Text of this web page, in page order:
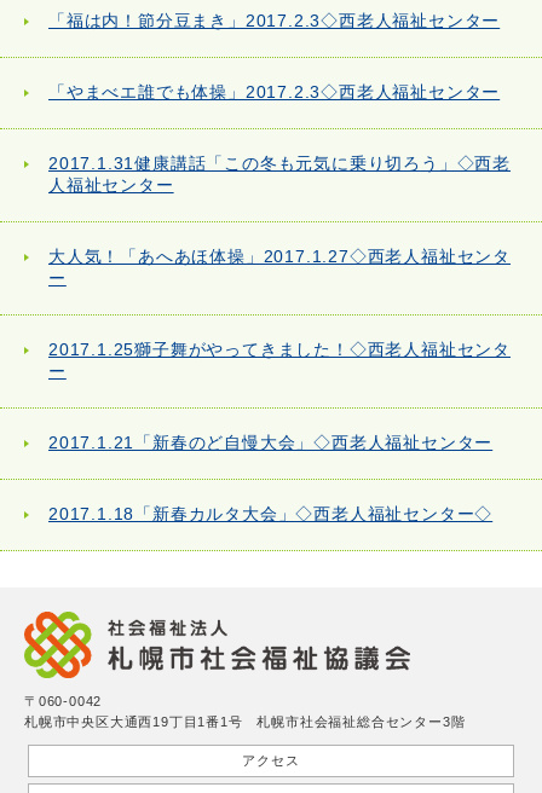
「福は内！節分豆まき」2017.2.3◇西老人福祉センター
「やまべエ誰でも体操」2017.2.3◇西老人福祉センター
2017.1.31健康講話「この冬も元気に乗り切ろう」◇西老
人福祉センター
大人気！「あへあほ体操」2017.1.27◇西老人福祉センタ
ー
2017.1.25獅子舞がやってきました！◇西老人福祉センタ
ー
2017.1.21「新春のど自慢大会」◇西老人福祉センター
2017.1.18「新春カルタ大会」◇西老人福祉センター◇
〒060-0042
札幌市中央区大通西19丁目1番1号 札幌市社会福祉総合センター3階
アクセス